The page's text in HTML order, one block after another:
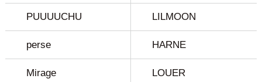
PUUUUCHU LILMOON
perse HARNE
Mirage LOUER